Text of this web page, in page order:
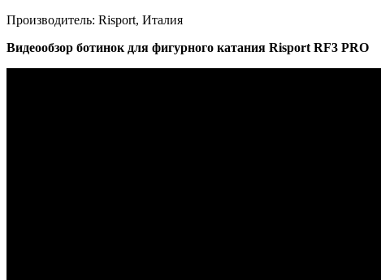
Производитель: Risport, Италия
Видеообзор ботинок для фигурного катания Risport RF3 PRO